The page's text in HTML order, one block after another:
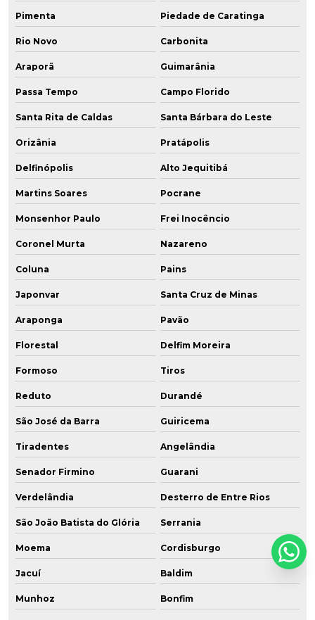
Pimenta Piedade de Caratinga
Rio Novo Carbonita
Araporã Guimarânia
Passa Tempo Campo Florido
Santa Rita de Caldas Santa Bárbara do Leste
Orizânia Pratápolis
Delfinópolis Alto Jequitibá
Martins Soares Pocrane
Monsenhor Paulo Frei Inocêncio
Coronel Murta Nazareno
Coluna Pains
Japonvar Santa Cruz de Minas
Araponga Pavão
Florestal Delfim Moreira
Formoso Tiros
Reduto Durandé
São José da Barra Guiricema
Tiradentes Angelândia
Senador Firmino Guarani
Verdelândia Desterro de Entre Rios
São João Batista do Glória Serrania
Moema Cordisburgo
Jacuí Baldim
Munhoz Bonfim